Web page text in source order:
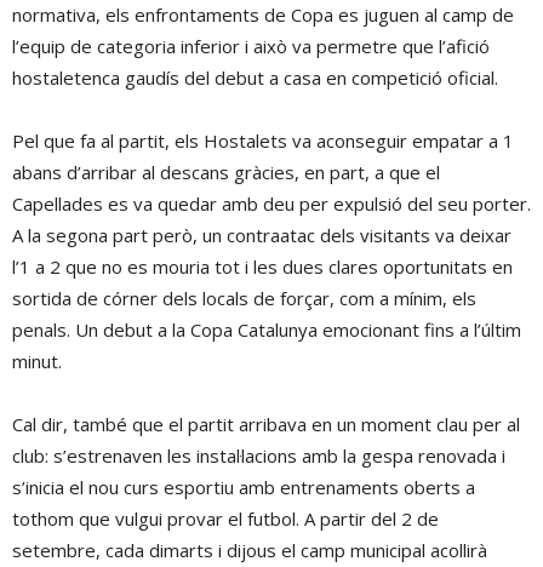
normativa, els enfrontaments de Copa es juguen al camp de
l’equip de categoria inferior i això va permetre que l’afició
hostaletenca gaudís del debut a casa en competició oficial.
Pel que fa al partit, els Hostalets va aconseguir empatar a 1
abans d’arribar al descans gràcies, en part, a que el
Capellades es va quedar amb deu per expulsió del seu porter.
A la segona part però, un contraatac dels visitants va deixar
l’1 a 2 que no es mouria tot i les dues clares oportunitats en
sortida de córner dels locals de forçar, com a mínim, els
penals. Un debut a la Copa Catalunya emocionant fins a l’últim
minut.
Cal dir, també que el partit arribava en un moment clau per al
club: s’estrenaven les instal·lacions amb la gespa renovada i
s’inicia el nou curs esportiu amb entrenaments oberts a
tothom que vulgui provar el futbol. A partir del 2 de
setembre, cada dimarts i dijous el camp municipal acollirà